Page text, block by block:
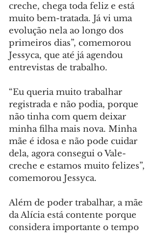
creche, chega toda feliz e está
muito bem-tratada. Já vi uma
evolução nela ao longo dos
primeiros dias”, comemorou
Jessyca, que até já agendou
entrevistas de trabalho.
“Eu queria muito trabalhar
registrada e não podia, porque
não tinha com quem deixar
minha filha mais nova. Minha
mãe é idosa e não pode cuidar
dela, agora consegui o Vale-
creche e estamos muito felizes”,
comemorou Jessyca.
Além de poder trabalhar, a mãe
da Alícia está contente porque
considera importante o tempo